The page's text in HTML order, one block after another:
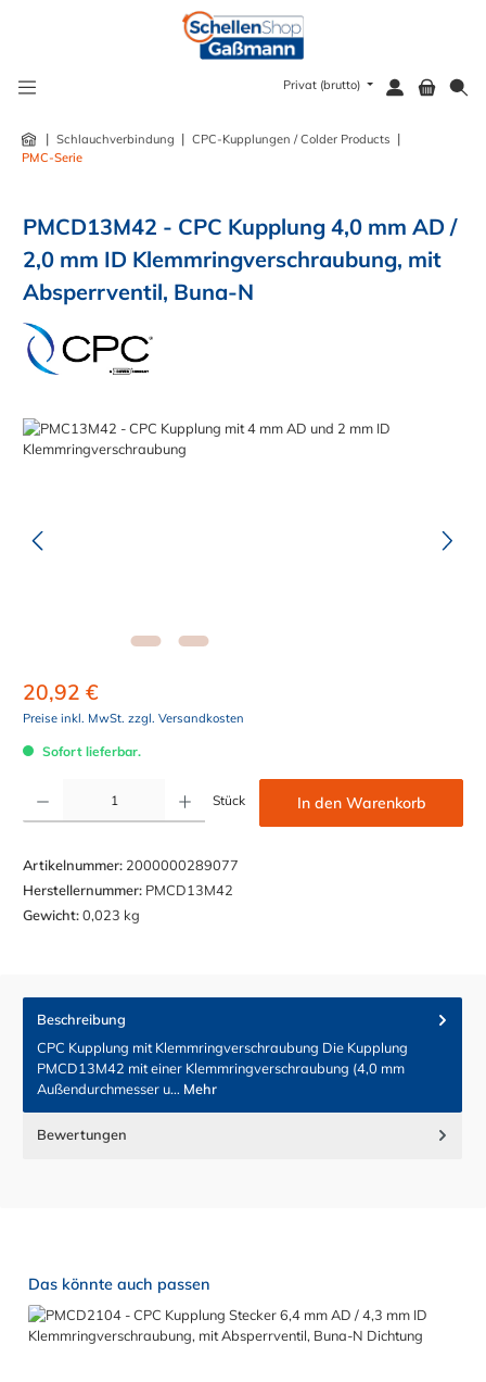
Privat (brutto)
| Schlauchverbindung | CPC-Kupplungen / Colder Products |
PMC-Serie
PMCD13M42 - CPC Kupplung 4,0 mm AD /
2,0 mm ID Klemmringverschraubung, mit
Absperrventil, Buna-N
Bildergalerie überspringen
20,92 €
Preise inkl. MwSt. zzgl. Versandkosten
Sofort lieferbar.
Produkt Anzahl: Gib den gewünschten Wert ein oder benutze die Schaltflächen um die Anzahl
Stück In den Warenkorb
Artikelnummer: 2000000289077
Herstellernummer: PMCD13M42
Gewicht:0,023 kg
Beschreibung
CPC Kupplung mit Klemmringverschraubung Die Kupplung
PMCD13M42 mit einer Klemmringverschraubung (4,0 mm
Außendurchmesser u… Mehr
Bewertungen
Produktgalerie überspringen
Das könnte auch passen